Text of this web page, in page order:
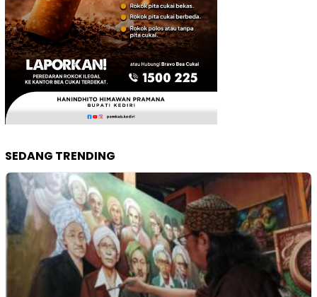
SEDANG TRENDING